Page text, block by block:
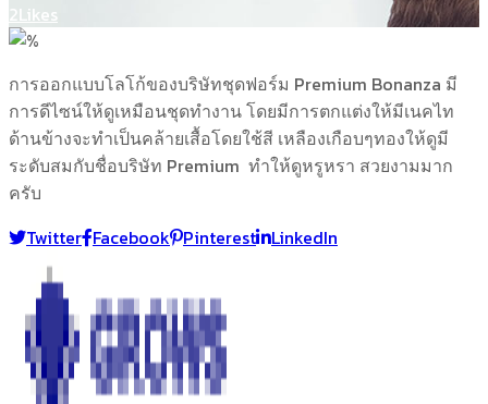
2Likes
การออกแบบโลโก้ของบริษัทชุดฟอร์ม Premium Bonanza มี
การดีไซน์ให้ดูเหมือนชุดทำงาน โดยมีการตกแต่งให้มีเนคไท
ด้านข้างจะทำเป็นคล้ายเสื้อโดยใช้สี เหลืองเกือบๆทองให้ดูมี
ระดับสมกับชื่อบริษัท Premium ทำให้ดูหรูหรา สวยงามมาก
ครับ
Twitter Facebook Pinterest LinkedIn